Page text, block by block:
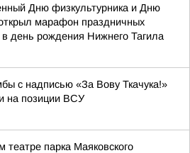
Дню физкультурника и Дню
марафон праздничных
день рождения Нижнего Тагила
с надписью «За Вову Ткачука!»
на позиции ВСУ
театре парка Маяковского